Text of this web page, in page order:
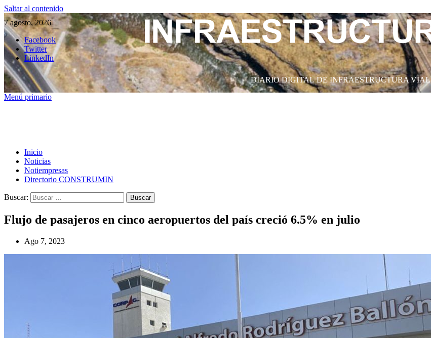
Saltar al contenido
7 agosto, 2026
Facebook
Twitter
LinkedIn
DIARIO DIGITAL DE INFRAESTRUCTURA VIAL
Menú primario
Inicio
Noticias
Notiempresas
Directorio CONSTRUMIN
Buscar:
Flujo de pasajeros en cinco aeropuertos del país creció 6.5% en julio
Ago 7, 2023